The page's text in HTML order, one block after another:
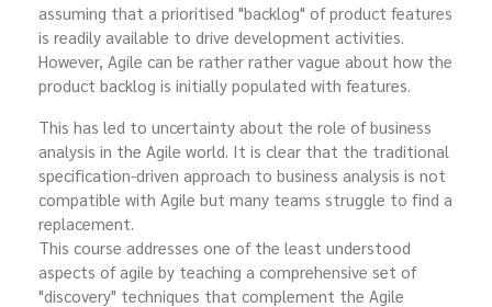
assuming that a prioritised "backlog" of product features
is readily available to drive development activities.
However, Agile can be rather rather vague about how the
product backlog is initially populated with features.
This has led to uncertainty about the role of business
analysis in the Agile world. It is clear that the traditional
specification-driven approach to business analysis is not
compatible with Agile but many teams struggle to find a
replacement.
This course addresses one of the least understood
aspects of agile by teaching a comprehensive set of
"discovery" techniques that complement the Agile